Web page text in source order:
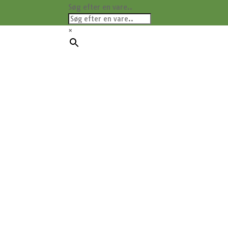
Søg efter en vare..
×